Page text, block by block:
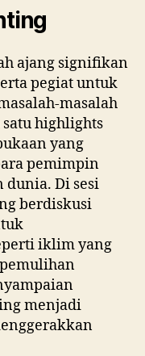
ajang signifikan
pegiat untuk
masalah
satu highlights
yang
pemimpin
dunia. Di sesi
berdiskusi
iklim yang
menjadi